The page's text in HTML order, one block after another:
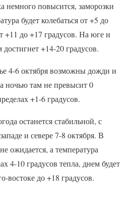
немного повысится, заморозки
будет колебаться от +5 до
+11 до +17 градусов. На юге и
+14-20 градусов.
4-6 октября возможны дожди и
ночью там не превысит 0
+1-6 градусов.
останется стабильной, с
и севере 7-8 октября. В
ожидается, а температура
4-10 градусов тепла, днем будет
востоке до +18 градусов.